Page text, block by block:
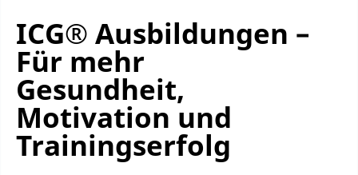
ICG® Ausbildungen –
Für mehr
Gesundheit,
Motivation und
Trainingserfolg